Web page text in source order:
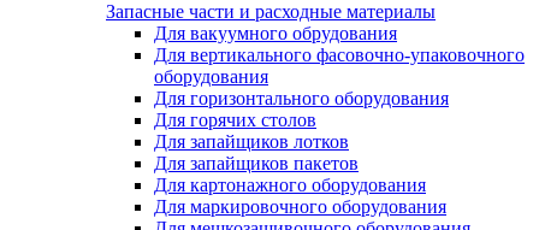
Запасные части и расходные материалы
Для вакуумного обрудования
Для вертикального фасовочно-упаковочного
оборудования
Для горизонтального оборудования
Для горячих столов
Для запайщиков лотков
Для запайщиков пакетов
Для картонажного оборудования
Для маркировочного оборудования